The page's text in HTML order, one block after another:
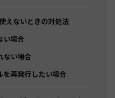
えないときの対処法
い場合
ない場合
を再発行したい場合